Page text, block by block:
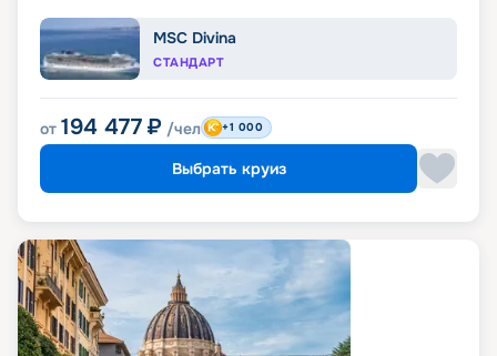
MSC Divina
СТАНДАРТ
от 194 477 ₽ /чел +1 000
Выбрать круиз